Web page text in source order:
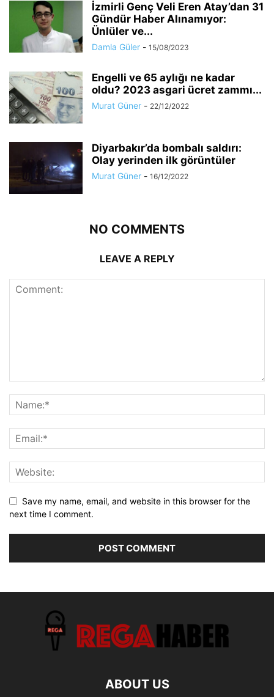
İzmirli Genç Veli Eren Atay’dan 31
Gündür Haber Alınamıyor:
Ünlüler ve...
Damla Güler - 15/08/2023
Engelli ve 65 aylığı ne kadar
oldu? 2023 asgari ücret zammı...
Murat Güner - 22/12/2022
Diyarbakır’da bombalı saldırı:
Olay yerinden ilk görüntüler
Murat Güner - 16/12/2022
NO COMMENTS
LEAVE A REPLY
Save my name, email, and website in this browser for the
next time I comment.
ABOUT US